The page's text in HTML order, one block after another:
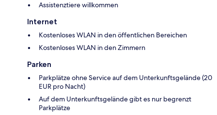
Assistenztiere willkommen
Internet
Kostenloses WLAN in den öffentlichen Bereichen
Kostenloses WLAN in den Zimmern
Parken
Parkplätze ohne Service auf dem Unterkunftsgelände (20
EUR pro Nacht)
Auf dem Unterkunftsgelände gibt es nur begrenzt
Parkplätze